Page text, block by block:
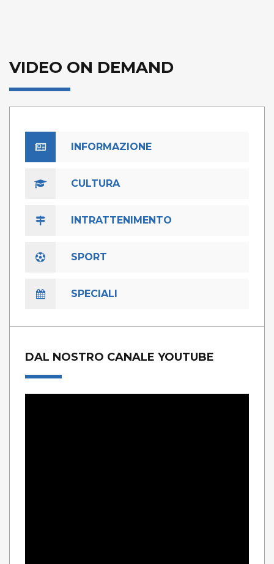
VIDEO ON DEMAND
INFORMAZIONE
CULTURA
INTRATTENIMENTO
SPORT
SPECIALI
DAL NOSTRO CANALE YOUTUBE